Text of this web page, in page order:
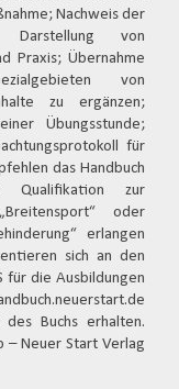
Nachweis der
Darstellung von
Praxis; Übernahme
von
zu ergänzen;
Übungsstunde;
für
das Handbuch
Qualifikation zur
oder
erlangen
sich an den
für die Ausbildungen
Buchs erhalten.
– Neuer Start Verlag